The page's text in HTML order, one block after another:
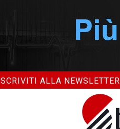
ISCRIVITI ALLA NEWSLETTER